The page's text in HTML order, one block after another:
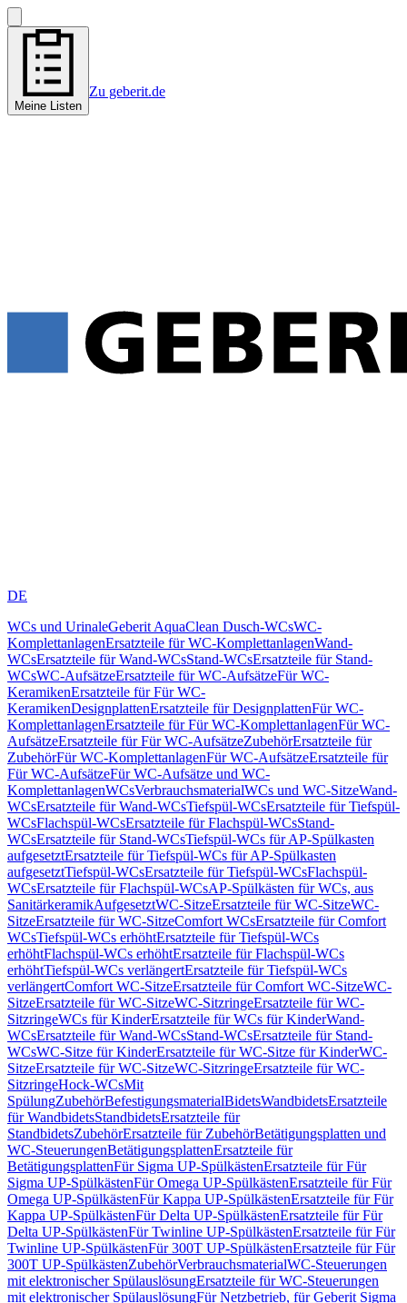
Meine Listen
Zu geberit.de
DE
WCs und UrinaleGeberit AquaClean Dusch-WCsWC-
KomplettanlagenErsatzteile für WC-KomplettanlagenWand-
WCsErsatzteile für Wand-WCsStand-WCsErsatzteile für Stand-
WCsWC-AufsätzeErsatzteile für WC-AufsätzeFür WC-
KeramikenErsatzteile für Für WC-
KeramikenDesignplattenErsatzteile für DesignplattenFür WC-
KomplettanlagenErsatzteile für Für WC-KomplettanlagenFür WC-
AufsätzeErsatzteile für Für WC-AufsätzeZubehörErsatzteile für
ZubehörFür WC-KomplettanlagenFür WC-AufsätzeErsatzteile für
Für WC-AufsätzeFür WC-Aufsätze und WC-
KomplettanlagenWCsVerbrauchsmaterialWCs und WC-SitzeWand-
WCsErsatzteile für Wand-WCsTiefspül-WCsErsatzteile für Tiefspül-
WCsFlachspül-WCsErsatzteile für Flachspül-WCsStand-
WCsErsatzteile für Stand-WCsTiefspül-WCs für AP-Spülkasten
aufgesetztErsatzteile für Tiefspül-WCs für AP-Spülkasten
aufgesetztTiefspül-WCsErsatzteile für Tiefspül-WCsFlachspül-
WCsErsatzteile für Flachspül-WCsAP-Spülkästen für WCs, aus
SanitärkeramikAufgesetztWC-SitzeErsatzteile für WC-SitzeWC-
SitzeErsatzteile für WC-SitzeComfort WCsErsatzteile für Comfort
WCsTiefspül-WCs erhöhtErsatzteile für Tiefspül-WCs
erhöhtFlachspül-WCs erhöhtErsatzteile für Flachspül-WCs
erhöhtTiefspül-WCs verlängertErsatzteile für Tiefspül-WCs
verlängertComfort WC-SitzeErsatzteile für Comfort WC-SitzeWC-
SitzeErsatzteile für WC-SitzeWC-SitzringeErsatzteile für WC-
SitzringeWCs für KinderErsatzteile für WCs für KinderWand-
WCsErsatzteile für Wand-WCsStand-WCsErsatzteile für Stand-
WCsWC-Sitze für KinderErsatzteile für WC-Sitze für KinderWC-
SitzeErsatzteile für WC-SitzeWC-SitzringeErsatzteile für WC-
SitzringeHock-WCsMit
SpülungZubehörBefestigungsmaterialBidetsWandbidetsErsatzteile
für WandbidetsStandbidetsErsatzteile für
StandbidetsZubehörErsatzteile für ZubehörBetätigungsplatten und
WC-SteuerungenBetätigungsplattenErsatzteile für
BetätigungsplattenFür Sigma UP-SpülkästenErsatzteile für Für
Sigma UP-SpülkästenFür Omega UP-SpülkästenErsatzteile für Für
Omega UP-SpülkästenFür Kappa UP-SpülkästenErsatzteile für Für
Kappa UP-SpülkästenFür Delta UP-SpülkästenErsatzteile für Für
Delta UP-SpülkästenFür Twinline UP-SpülkästenErsatzteile für Für
Twinline UP-SpülkästenFür 300T UP-SpülkästenErsatzteile für Für
300T UP-SpülkästenZubehörVerbrauchsmaterialWC-Steuerungen
mit elektronischer SpülauslösungErsatzteile für WC-Steuerungen
mit elektronischer SpülauslösungFür Netzbetrieb, für Geberit Sigma